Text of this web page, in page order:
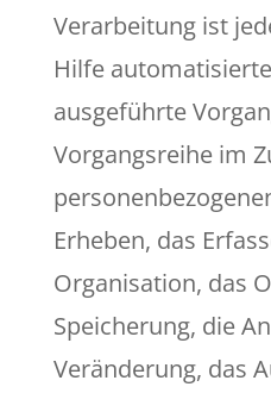
Verarbeitung ist
Hilfe
ausgeführte
Vorgangsreihe im
Erheben, das
Organisation, das
Speicherung, die
Veränderung, das